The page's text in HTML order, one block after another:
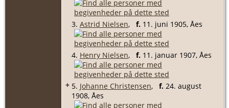
3. Astrid Nielsen, f. 11. juni 1905, Åes
4. Henry Nielsen, f. 11. januar 1907, Åes
+ 5. Johanne Christensen, f. 24. august
1908, Åes